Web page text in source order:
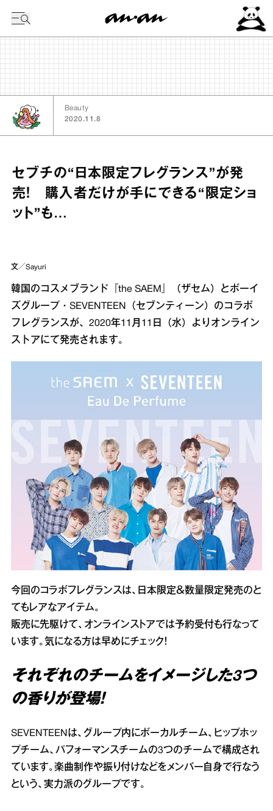
Beauty
2020.11.8
セブチの“日本限定フレグランス”が発
売！ 購入者だけが手にできる“限定ショ
ット”も…
文／Sayuri
韓国のコスメブランド『the SAEM』（ザセム）とボーイ
ズグループ・SEVENTEEN（セブンティーン）のコラボ
フレグランスが、2020年11月11日（水）よりオンライン
ストアにて発売されます。
今回のコラボフレグランスは、日本限定＆数量限定発売のと
てもレアなアイテム。
販売に先駆けて、オンラインストアでは予約受付も行なって
います。気になる方は早めにチェック！
それぞれのチームをイメージした3つ
の香りが登場！
SEVENTEENは、グループ内にボーカルチーム、ヒップホッ
プチーム、パフォーマンスチームの3つのチームで構成され
ています。楽曲制作や振り付けなどをメンバー自身で行なう
という、実力派のグループです。